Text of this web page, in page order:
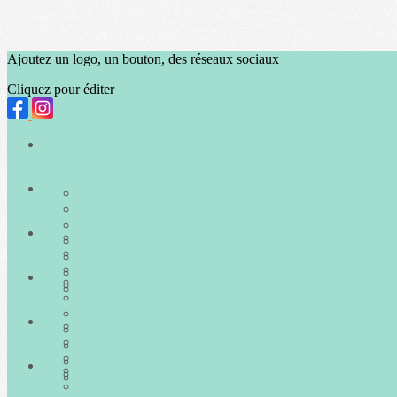
Ajoutez un logo, un bouton, des réseaux sociaux
Cliquez pour éditer